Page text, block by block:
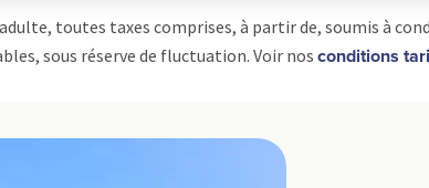
toutes taxes comprises, à partir de, soumis à
sous réserve de fluctuation. Voir nos conditions